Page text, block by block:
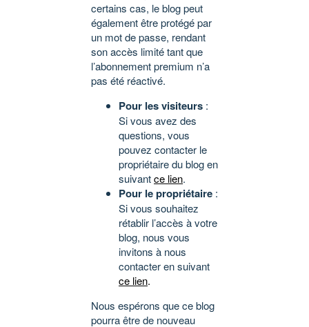
certains cas, le blog peut
également être protégé par
un mot de passe, rendant
son accès limité tant que
l’abonnement premium n’a
pas été réactivé.
Pour les visiteurs :
Si vous avez des
questions, vous
pouvez contacter le
propriétaire du blog en
suivantce lien.
Pour le propriétaire :
Si vous souhaitez
rétablir l’accès à votre
blog, nous vous
invitons à nous
contacter en suivant
ce lien.
Nous espérons que ce blog
pourra être de nouveau